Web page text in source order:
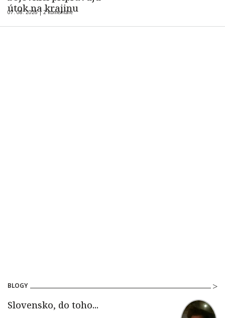
útok na krajinu
07. 08. 2026 |2 komentáre
BLOGY